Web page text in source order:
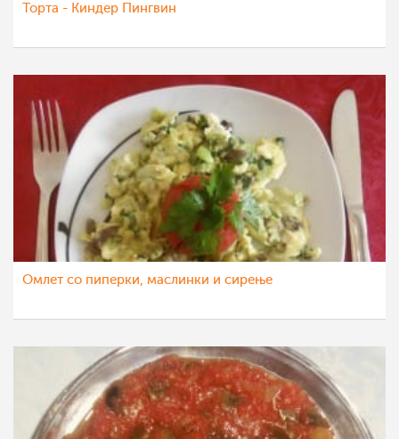
Торта - Киндер Пингвин
Омлет со пиперки, маслинки и сирење